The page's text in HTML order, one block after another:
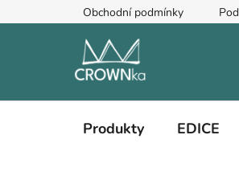
na
Obchodní podmínky
Produkty EDICE